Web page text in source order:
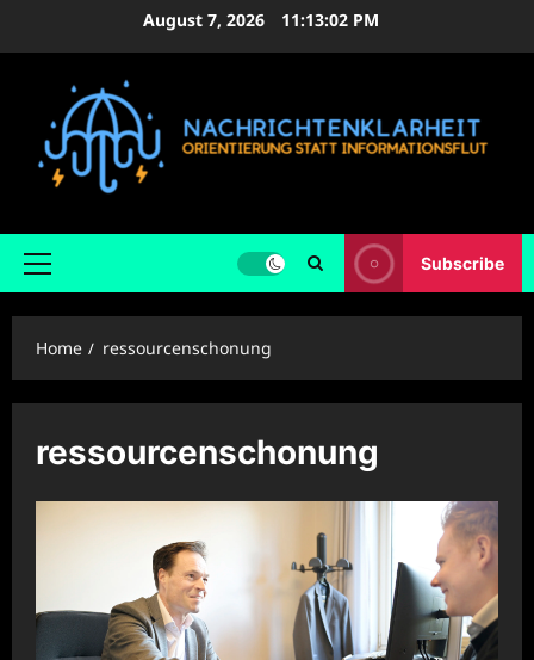
August 7, 2026 11:13:03 PM
Primary
Subscribe
Home ressourcenschonung
ressourcenschonung